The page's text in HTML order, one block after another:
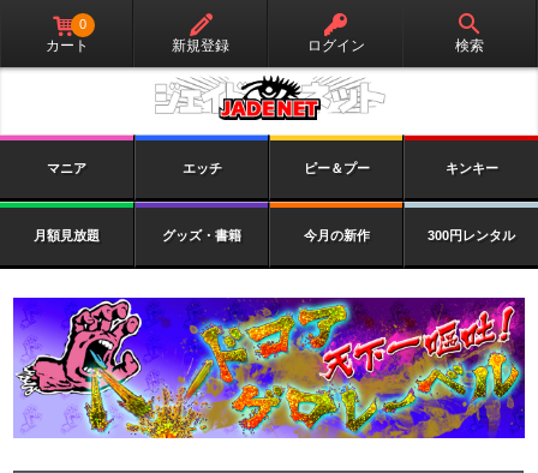
カート
0
新規登録 ログイン 検索
マニア エッチ ピー＆プー キンキー
月額見放題 グッズ・書籍 今月の新作 300円レンタル